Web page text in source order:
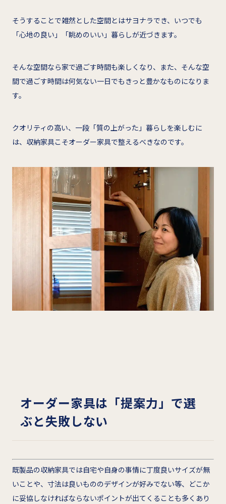
そうすることで雑然とした空間とはサヨナラでき、いつでも
「心地の良い」「眺めのいい」暮らしが近づきます。
そんな空間なら家で過ごす時間も楽しくなり、また、そんな空
間で過ごす時間は何気ない一日でもきっと豊かなものになりま
す。
クオリティの高い、一段「質の上がった」暮らしを楽しむに
は、収納家具こそオーダー家具で整えるべきなのです。
オーダー家具は「提案力」で選
ぶと失敗しない
既製品の収納家具では自宅や自身の事情に丁度良いサイズが無
いことや、寸法は良いもののデザインが好みでない等、どこか
に妥協しなければならないポイントが出てくることも多くあり